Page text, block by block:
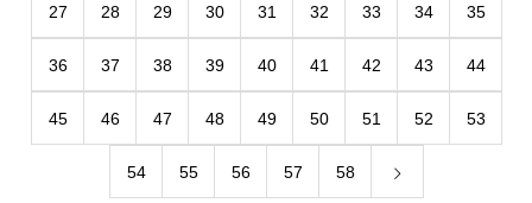
27 28 29 30 31 32 33 34 35
36 37 38 39 40 41 42 43 44
45 46 47 48 49 50 51 52 53
54 55 56 57 58